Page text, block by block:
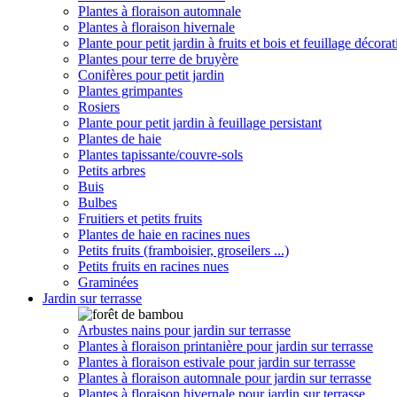
Plantes à floraison automnale
Plantes à floraison hivernale
Plante pour petit jardin à fruits et bois et feuillage
Plantes pour terre de bruyère
Conifères pour petit jardin
Plantes grimpantes
Rosiers
Plante pour petit jardin à feuillage persistant
Plantes de haie
Plantes tapissante/couvre-sols
Petits arbres
Buis
Bulbes
Fruitiers et petits fruits
Plantes de haie en racines nues
Petits fruits (framboisier, groseilers ...)
Petits fruits en racines nues
Graminées
Jardin sur terrasse
Arbustes nains pour jardin sur terrasse
Plantes à floraison printanière pour jardin sur terrasse
Plantes à floraison estivale pour jardin sur terrasse
Plantes à floraison automnale pour jardin sur terrasse
Plantes à floraison hivernale pour jardin sur terrasse